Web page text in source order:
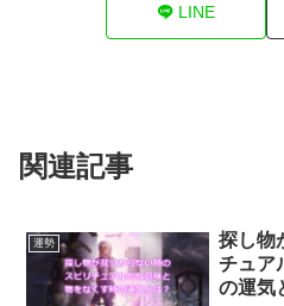
LINE
関連記事
運勢
探し物
チュア
の運気